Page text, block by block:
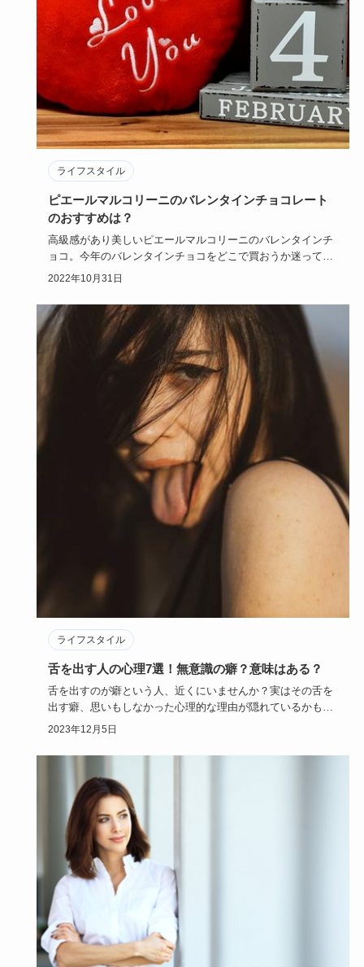
ライフスタイル
ピエールマルコリーニのバレンタインチョコレート
のおすすめは？
高級感があり美しいピエールマルコリーニのバレンタインチ
ョコ。今年のバレンタインチョコをどこで買おうか迷ってい
るなら、ピエー…
2022年10月31日
ライフスタイル
舌を出す人の心理7選！無意識の癖？意味はある？
舌を出すのが癖という人、近くにいませんか？実はその舌を
出す癖、思いもしなかった心理的な理由が隠れているかもせ
しれません。舌…
2023年12月5日